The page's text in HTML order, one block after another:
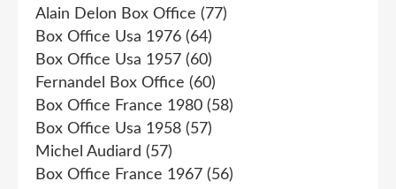
Alain Delon Box Office (77)
Box Office Usa 1976 (64)
Box Office Usa 1957 (60)
Fernandel Box Office (60)
Box Office France 1980 (58)
Box Office Usa 1958 (57)
Michel Audiard (57)
Box Office France 1967 (56)